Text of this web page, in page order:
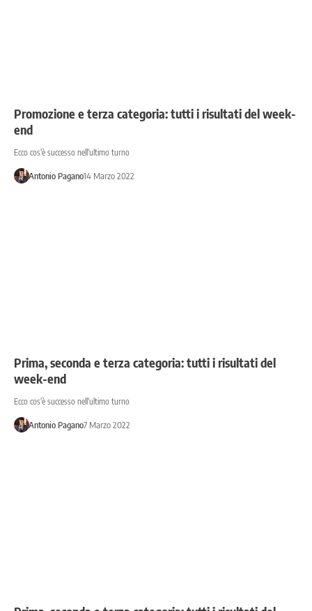
Promozione e terza categoria: tutti i risultati del week-
end
Ecco cos'è successo nell'ultimo turno
Antonio Pagano14 Marzo 2022
Prima, seconda e terza categoria: tutti i risultati del
week-end
Ecco cos'è successo nell'ultimo turno
Antonio Pagano7 Marzo 2022